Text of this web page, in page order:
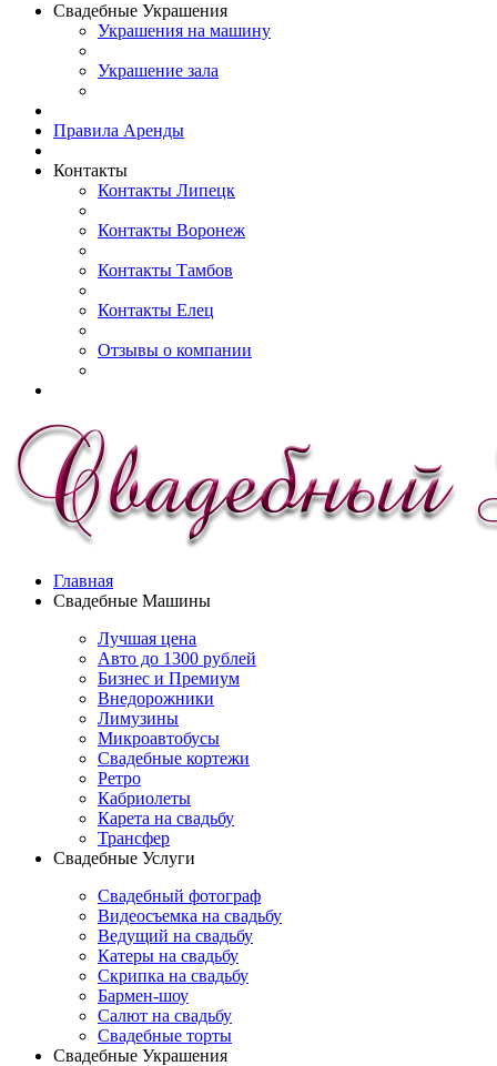
Свадебные Украшения
Украшения на машину
Украшение зала
Правила Аренды
Контакты
Контакты Липецк
Контакты Воронеж
Контакты Тамбов
Контакты Елец
Отзывы о компании
Главная
Свадебные Машины
Лучшая цена
Авто до 1300 рублей
Бизнес и Премиум
Внедорожники
Лимузины
Микроавтобусы
Свадебные кортежи
Ретро
Кабриолеты
Карета на свадьбу
Трансфер
Свадебные Услуги
Свадебный фотограф
Видеосъемка на свадьбу
Ведущий на свадьбу
Катеры на свадьбу
Скрипка на свадьбу
Бармен-шоу
Салют на свадьбу
Свадебные торты
Свадебные Украшения